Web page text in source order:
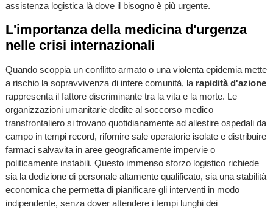
assistenza logistica là dove il bisogno è più urgente.
L'importanza della medicina d'urgenza
nelle crisi internazionali
Quando scoppia un conflitto armato o una violenta epidemia mette
a rischio la sopravvivenza di intere comunità, la rapidità d'azione
rappresenta il fattore discriminante tra la vita e la morte. Le
organizzazioni umanitarie dedite al soccorso medico
transfrontaliero si trovano quotidianamente ad allestire ospedali da
campo in tempi record, rifornire sale operatorie isolate e distribuire
farmaci salvavita in aree geograficamente impervie o
politicamente instabili. Questo immenso sforzo logistico richiede
sia la dedizione di personale altamente qualificato, sia una stabilità
economica che permetta di pianificare gli interventi in modo
indipendente, senza dover attendere i tempi lunghi dei